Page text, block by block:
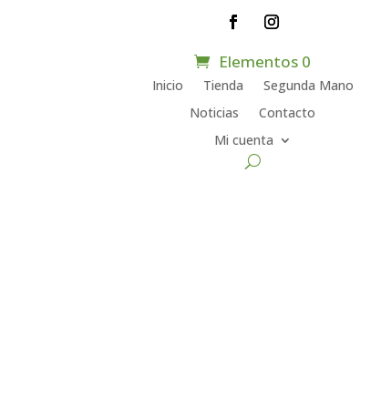
Elementos 0
Inicio Tienda
Segunda Mano
Noticias
Contacto
Mi cuenta